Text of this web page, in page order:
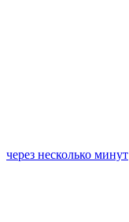
через несколько минут